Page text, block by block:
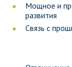
Мощное и
развития
Связь с